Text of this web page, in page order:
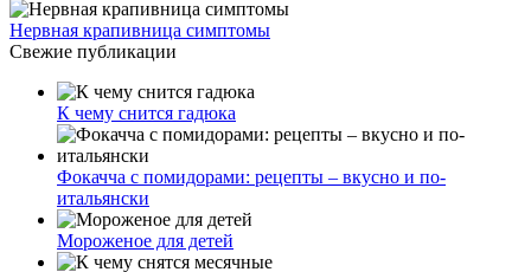
Нервная крапивница симптомы
Свежие публикации
К чему снится гадюка
Фокачча с помидорами: рецепты – вкусно и по-
итальянски
Мороженое для детей